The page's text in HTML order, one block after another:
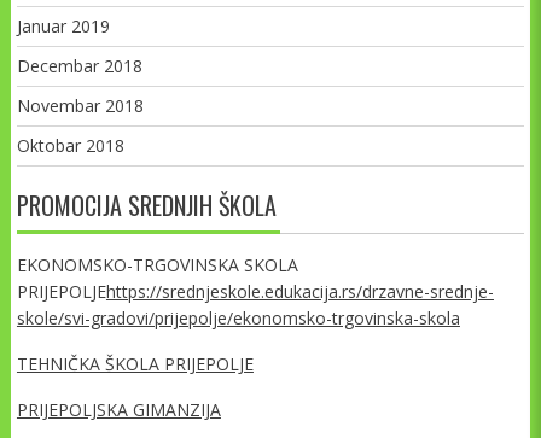
Januar 2019
Decembar 2018
Novembar 2018
Oktobar 2018
PROMOCIJA SREDNJIH ŠKOLA
EKONOMSKO-TRGOVINSKA SKOLA
PRIJEPOLJEhttps://srednjeskole.edukacija.rs/drzavne-srednje-
skole/svi-gradovi/prijepolje/ekonomsko-trgovinska-skola
TEHNIČKA ŠKOLA PRIJEPOLJE
PRIJEPOLJSKA GIMANZIJA